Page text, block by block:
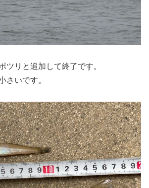
ツリと追加して終了です。
さいです。